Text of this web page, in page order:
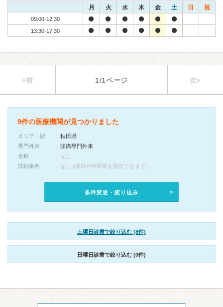
月 火 水 木 金 土 日 祝
09:00-12:30
13:30-17:30
«前 1/1ページ 次»
9件の医療機関が見つかりました
エリア・駅
秋田県
専門外来
頭痛専門外来
名称
なし
詳細条件
なし (曜日や時間帯を指定できます)
条件変更・絞り込み
土曜日診療で絞り込む (8件)
日曜日診療で絞り込む (0件)